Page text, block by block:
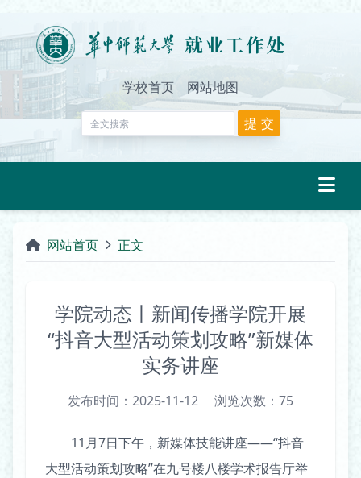
学校首页 网站地图
网站首页 正文
学院动态丨新闻传播学院开展
“抖音大型活动策划攻略”新媒体
实务讲座
发布时间：2025-11-12 浏览次数： 75
11月7日下午，新媒体技能讲座——“抖音
大型活动策划攻略”在九号楼八楼学术报告厅举